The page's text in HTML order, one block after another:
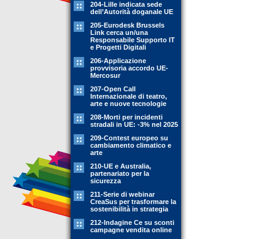
204-Lille indicata sede
dell’Autorità doganale UE
205-Eurodesk Brussels
Link cerca un/una
Responsabile Supporto IT
e Progetti Digitali
206-Applicazione
provvisoria accordo UE-
Mercosur
207-Open Call
Internazionale di teatro,
arte e nuove tecnologie
208-Morti per incidenti
stradali in UE: -3% nel 2025
209-Contest europeo su
cambiamento climatico e
arte
210-UE e Australia,
partenariato per la
sicurezza
211-Serie di webinar
CreaSus per trasformare la
sostenibilità in strategia
212-Indagine Ce su sconti
campagne vendita online